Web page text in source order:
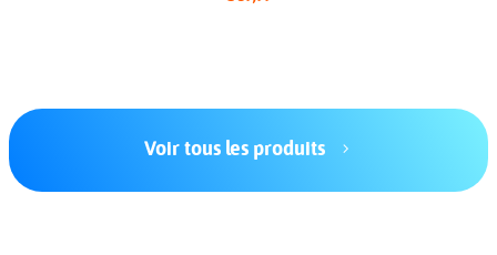
Voir tous les produits